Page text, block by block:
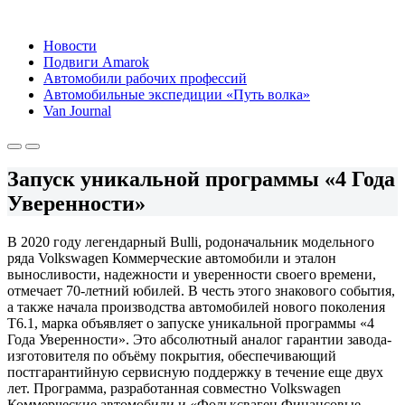
Новости
Подвиги Amarok
Автомобили рабочих профессий
Автомобильные экспедиции «Путь волка»
Van Journal
Запуск уникальной программы «4 Года
Уверенности»
В 2020 году легендарный Bulli, родоначальник модельного
ряда Volkswagen Коммерческие автомобили и эталон
выносливости, надежности и уверенности своего времени,
отмечает 70-летний юбилей. В честь этого знакового события,
а также начала производства автомобилей нового поколения
Т6.1, марка объявляет о запуске уникальной программы «4
Года Уверенности». Это абсолютный аналог гарантии завода-
изготовителя по объёму покрытия, обеспечивающий
постгарантийную сервисную поддержку в течение еще двух
лет. Программа, разработанная совместно Volkswagen